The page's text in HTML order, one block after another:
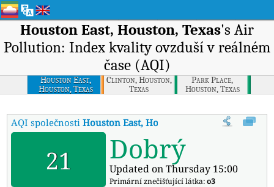
Houston East, Houston, Texas's Air
Pollution: Index kvality ovzduší v reálném
čase (AQI)
Houston East,
Houston, Texas
Clinton, Houston,
Texas
Park Place,
Houston, Texas
AQI společnostiHouston East, Houston, Texas Index kvality
21 Dobrý
Updated on Thursday 15:00
Primární znečišťující látka:o3